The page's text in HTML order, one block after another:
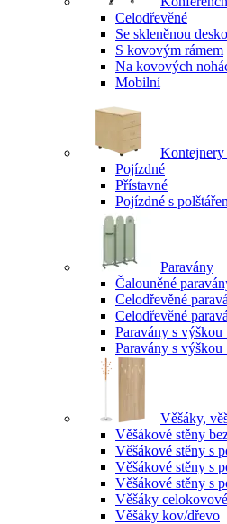
Celodřevěné
Se skleněnou
S kovovým rámem
Na kovových
Mobilní
Pojízdné
Přístavné
Pojízdné s
Paravány
Čalouněné
Celodřevěné
Celodřevěné
Paravány s výškou
Paravány s výškou
Věšáky,
Věšákové stěny
Věšákové stěny s
Věšákové stěny s
Věšákové stěny s
Věšáky celokovové
Věšáky kov/dřevo